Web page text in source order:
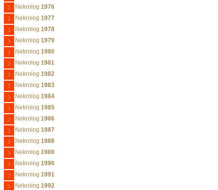
Nekrolog 1976
Nekrolog 1977
Nekrolog 1978
Nekrolog 1979
Nekrolog 1980
Nekrolog 1981
Nekrolog 1982
Nekrolog 1983
Nekrolog 1984
Nekrolog 1985
Nekrolog 1986
Nekrolog 1987
Nekrolog 1988
Nekrolog 1989
Nekrolog 1990
Nekrolog 1991
Nekrolog 1992